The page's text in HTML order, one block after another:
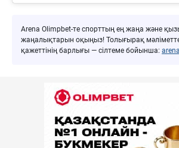
Arena Olimpbet-те спорттың ең жаңа және
жаңалықтарын оқыңыз! Толығырақ
қажеттінің барлығы — сілтеме бойынша: